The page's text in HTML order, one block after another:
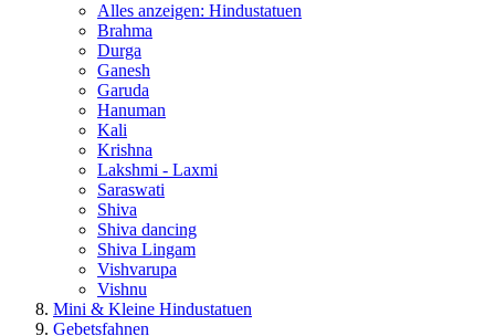
Alles anzeigen: Hindustatuen
Brahma
Durga
Ganesh
Garuda
Hanuman
Kali
Krishna
Lakshmi - Laxmi
Saraswati
Shiva
Shiva dancing
Shiva Lingam
Vishvarupa
Vishnu
Mini & Kleine Hindustatuen
Gebetsfahnen